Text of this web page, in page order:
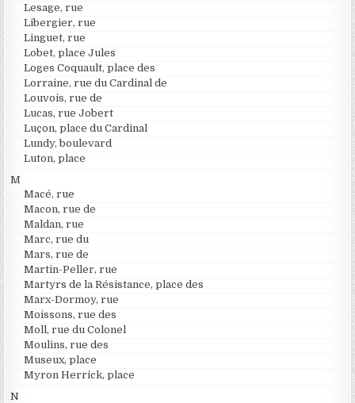
Lesage, rue
Libergier, rue
Linguet, rue
Lobet, place Jules
Loges Coquault, place des
Lorraine, rue du Cardinal de
Louvois, rue de
Lucas, rue Jobert
Luçon, place du Cardinal
Lundy, boulevard
Luton, place
M
Macé, rue
Macon, rue de
Maldan, rue
Marc, rue du
Mars, rue de
Martin-Peller, rue
Martyrs de la Résistance, place des
Marx-Dormoy, rue
Moissons, rue des
Moll, rue du Colonel
Moulins, rue des
Museux, place
Myron Herrick, place
N